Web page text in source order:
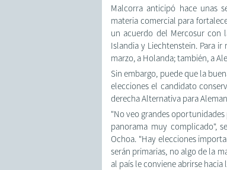
Malcorra anticipó hace unas
materia comercial para
un acuerdo del Mercosur con
Islandia y Liechtenstein. Para ir
marzo, a Holanda; también, a
Sin embargo, puede que la
elecciones el candidato
derecha Alternativa para
"No veo grandes
panorama muy complicado",
Ochoa. "Hay elecciones
serán primarias, no algo de la
al país le conviene abrirse hacia